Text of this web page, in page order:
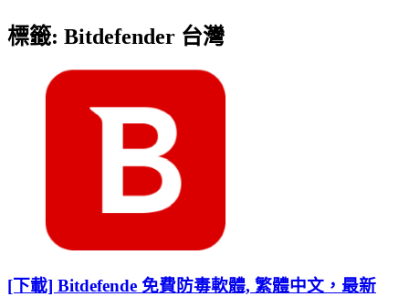
標籤: Bitdefender 台灣
[下載] Bitdefende 免費防毒軟體, 繁體中文，最新